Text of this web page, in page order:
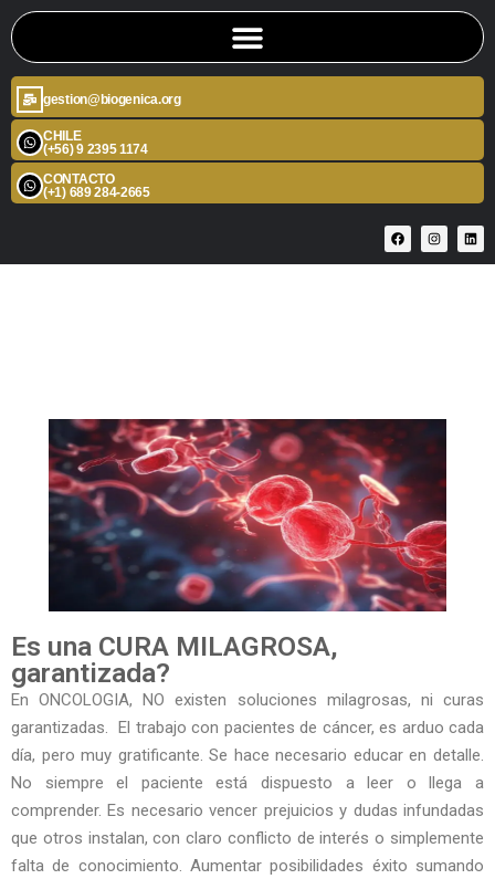
gestion@biogenica.org
CHILE
(+56) 9 2395 1174
CONTACTO
(+1) 689 284-2665
Es una CURA MILAGROSA,
garantizada?
En ONCOLOGIA, NO existen soluciones milagrosas, ni curas
garantizadas. El trabajo con pacientes de cáncer, es arduo cada
día, pero muy gratificante. Se hace necesario educar en detalle.
No siempre el paciente está dispuesto a leer o llega a
comprender. Es necesario vencer prejuicios y dudas infundadas
que otros instalan, con claro conflicto de interés o simplemente
falta de conocimiento. Aumentar posibilidades éxito sumando